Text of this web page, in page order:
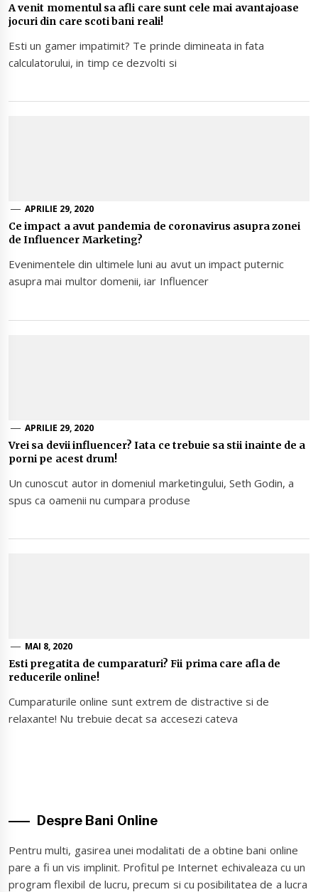
A venit momentul sa afli care sunt cele mai avantajoase
jocuri din care scoti bani reali!
Esti un gamer impatimit? Te prinde dimineata in fata
calculatorului, in timp ce dezvolti si
APRILIE 29, 2020
Ce impact a avut pandemia de coronavirus asupra zonei
de Influencer Marketing?
Evenimentele din ultimele luni au avut un impact puternic
asupra mai multor domenii, iar Influencer
APRILIE 29, 2020
Vrei sa devii influencer? Iata ce trebuie sa stii inainte de a
porni pe acest drum!
Un cunoscut autor in domeniul marketingului, Seth Godin, a
spus ca oamenii nu cumpara produse
MAI 8, 2020
Esti pregatita de cumparaturi? Fii prima care afla de
reducerile online!
Cumparaturile online sunt extrem de distractive si de
relaxante! Nu trebuie decat sa accesezi cateva
Despre Bani Online
Pentru multi, gasirea unei modalitati de a obtine bani online
pare a fi un vis implinit. Profitul pe Internet echivaleaza cu un
program flexibil de lucru, precum si cu posibilitatea de a lucra